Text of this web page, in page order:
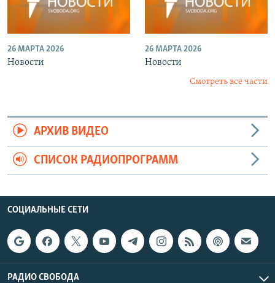
26 МАРТА 2026
Новости
26 МАРТА 2026
Новости
Смотреть все части
АРХИВ ВИДЕО
СПИСОК РАДИОПРОГРАММ
СОЦИАЛЬНЫЕ СЕТИ
РАДИО СВОБОДА